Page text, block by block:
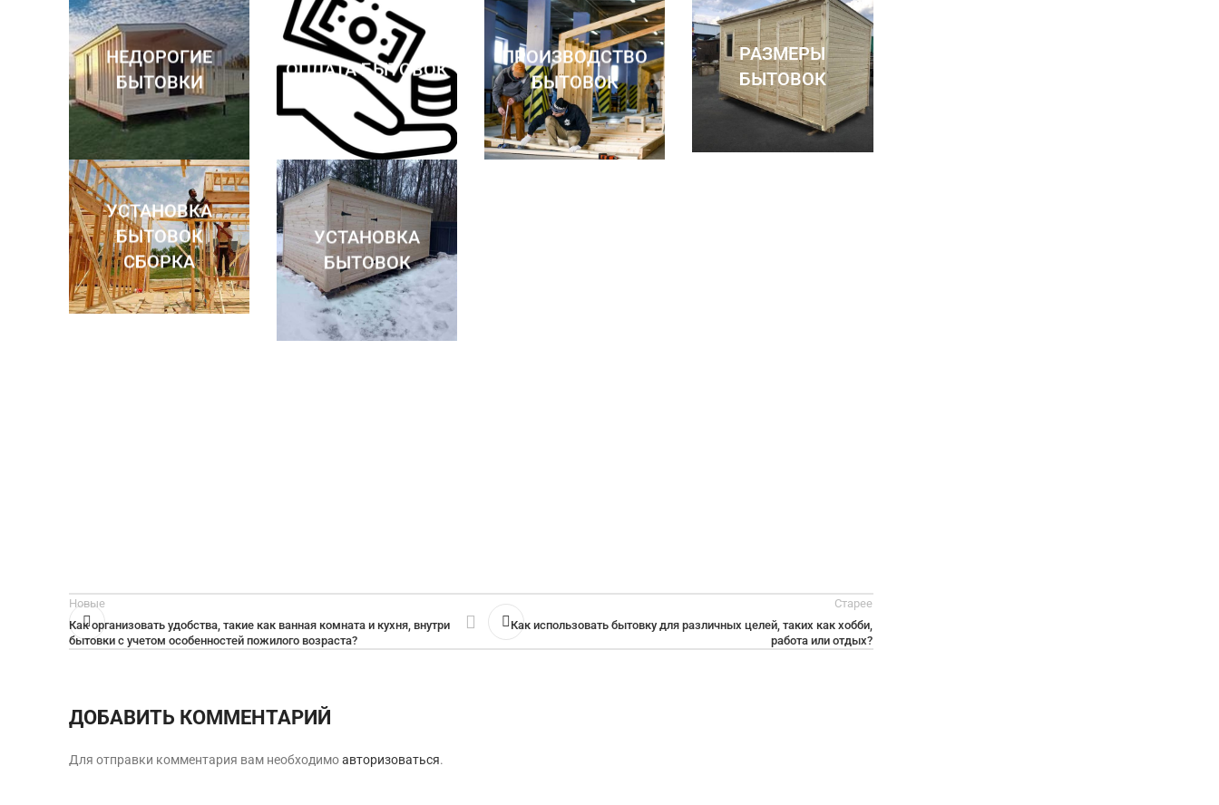
НЕДОРОГИЕ
БЫТОВКИ
ОПЛАТА БЫТОВОК
ПРОИЗВОДСТВО
БЫТОВОК
РАЗМЕРЫ
БЫТОВОК
УСТАНОВКА
БЫТОВОК
СБОРКА
УСТАНОВКА
БЫТОВОК
Новые
Как организовать удобства, такие как ванная комната и кухня, внутри
бытовки с учетом особенностей пожилого возраста?
Старее
Как использовать бытовку для различных целей, таких как хобби,
работа или отдых?
ДОБАВИТЬ КОММЕНТАРИЙ
Для отправки комментария вам необходимоавторизоваться.